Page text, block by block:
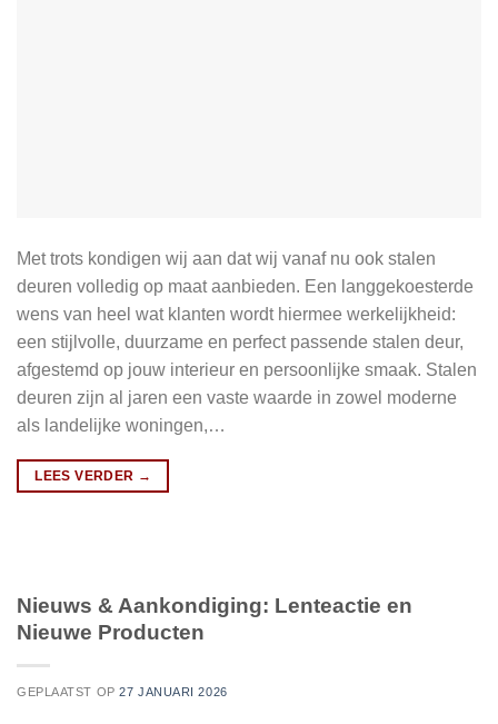
Met trots kondigen wij aan dat wij vanaf nu ook stalen
deuren volledig op maat aanbieden. Een langgekoesterde
wens van heel wat klanten wordt hiermee werkelijkheid:
een stijlvolle, duurzame en perfect passende stalen deur,
afgestemd op jouw interieur en persoonlijke smaak. Stalen
deuren zijn al jaren een vaste waarde in zowel moderne
als landelijke woningen,…
LEES VERDER →
Nieuws & Aankondiging: Lenteactie en
Nieuwe Producten
GEPLAATST OP27 JANUARI 2026